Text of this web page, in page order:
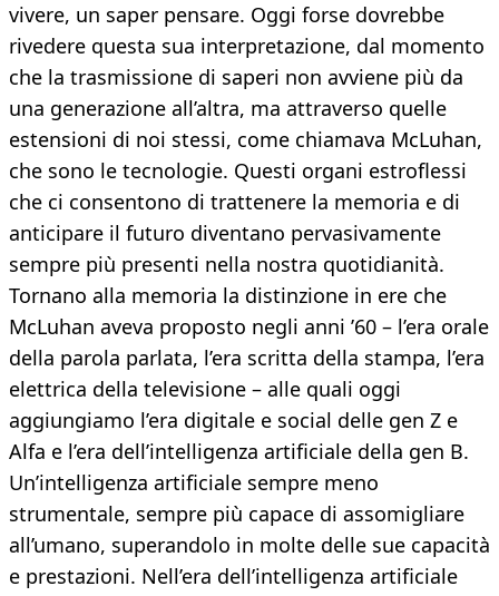
vivere, un saper pensare. Oggi forse dovrebbe
rivedere questa sua interpretazione, dal momento
che la trasmissione di saperi non avviene più da
una generazione all’altra, ma attraverso quelle
estensioni di noi stessi, come chiamava McLuhan,
che sono le tecnologie. Questi organi estroflessi
che ci consentono di trattenere la memoria e di
anticipare il futuro diventano pervasivamente
sempre più presenti nella nostra quotidianità.
Tornano alla memoria la distinzione in ere che
McLuhan aveva proposto negli anni ’60 – l’era orale
della parola parlata, l’era scritta della stampa, l’era
elettrica della televisione – alle quali oggi
aggiungiamo l’era digitale e social delle gen Z e
Alfa e l’era dell’intelligenza artificiale della gen B.
Un’intelligenza artificiale sempre meno
strumentale, sempre più capace di assomigliare
all’umano, superandolo in molte delle sue capacità
e prestazioni. Nell’era dell’intelligenza artificiale